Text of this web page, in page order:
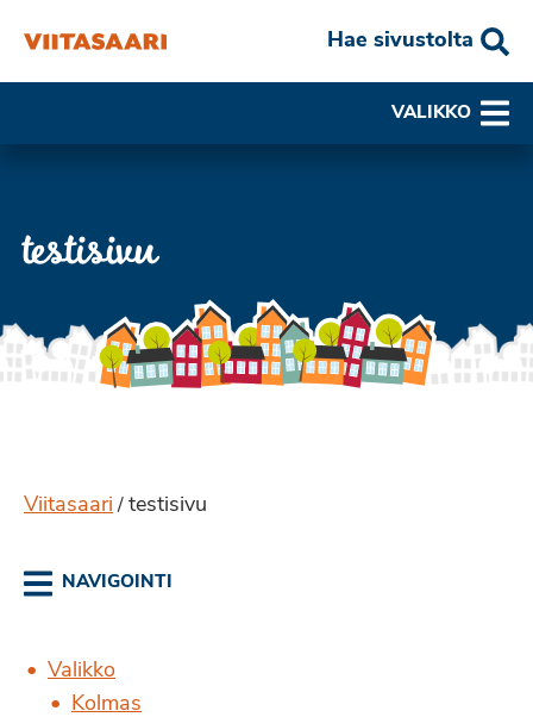
Hae sivustolta
VALIKKO
testisivu
Viitasaari / testisivu
NAVIGOINTI
Valikko
Kolmas